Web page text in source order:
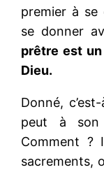
premier à se
se donner
prêtre est
Dieu.
Donné,
peut à son
Comment ?
sacrements,